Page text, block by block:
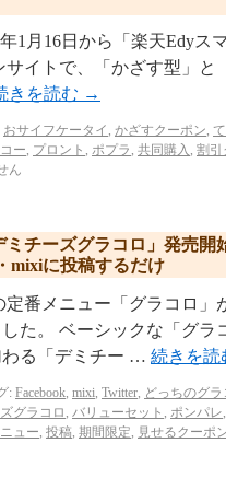
1月16日から「楽天Edyス
イトで、「かざす型」と
きを読む →
おサイフケータイ , かざすクーポン,
ー, プロント , ポプラ , 共同購入 , 割引
ん
ミチーズグラコロ」発売開
mixiに投稿するだけ
番メニュー「グラコロ」
た。 ベーシックな「グラ
わる「デミチー … 続きを読
: Facebook, mixi, Twitter, どっちのグラ
グラコロ , バリューセット , ポンパレ,
ュー, 投稿, 期間限定, 見せるクーポ